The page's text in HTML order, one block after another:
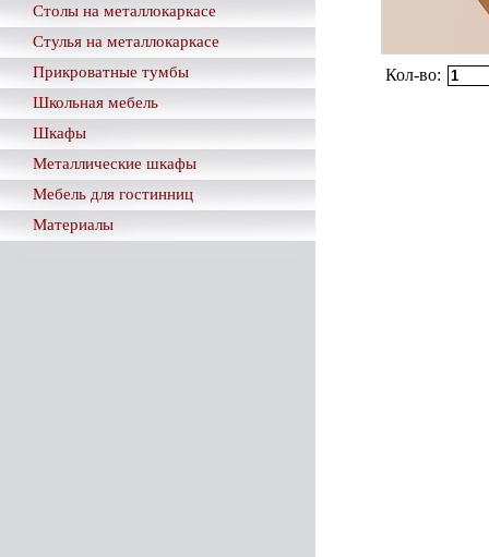
Столы на металлокаркасе
Стулья на металлокаркасе
Прикроватные тумбы
Школьная мебель
Шкафы
Металлические шкафы
Мебель для гостинниц
Материалы
Кол-во: